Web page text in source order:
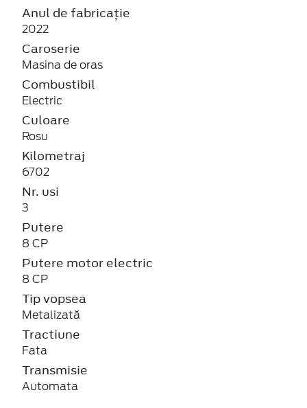
Anul de fabricație
2022
Caroserie
Masina de oras
Combustibil
Electric
Culoare
Rosu
Kilometraj
6702
Nr. usi
3
Putere
8 CP
Putere motor electric
8 CP
Tip vopsea
Metalizată
Tractiune
Fata
Transmisie
Automata